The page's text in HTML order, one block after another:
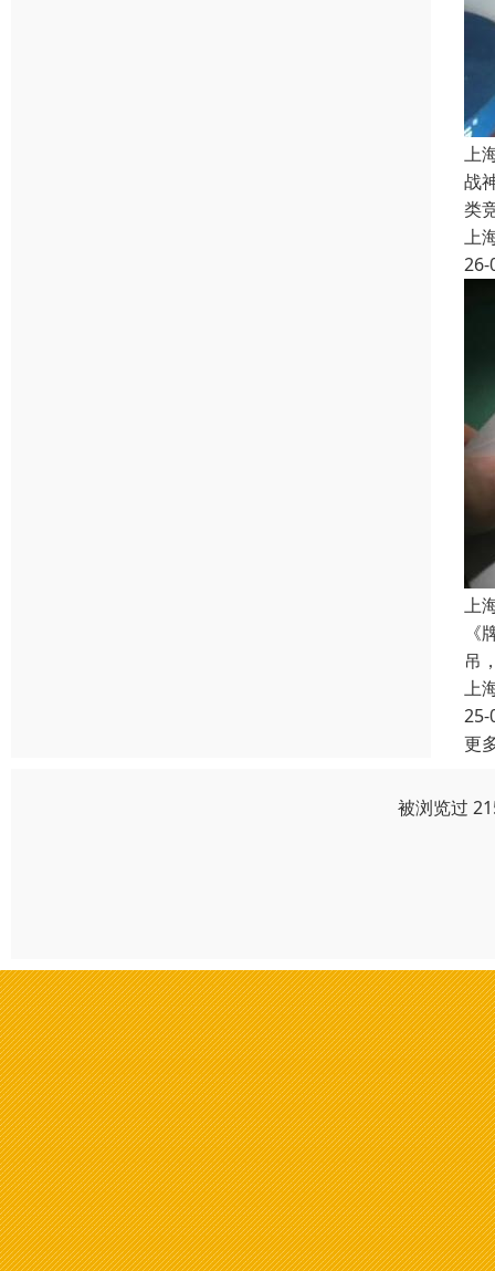
上
战
类
上
26-
上
吊
上
25-
更
被浏览过